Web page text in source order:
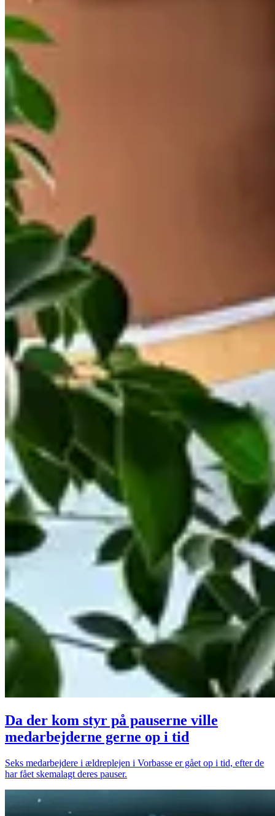
Da der kom styr på pauserne ville
medarbejderne gerne op i tid
Seks medarbejdere i ældreplejen i Vorbasse er gået op i tid, efter de
har fået skemalagt deres pauser.